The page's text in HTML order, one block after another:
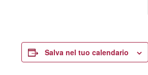
Salva nel tuo calendario